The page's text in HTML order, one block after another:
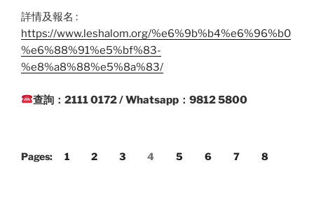
詳情及報名 :
https://www.leshalom.org/%e6%9b%b4%e6%96%b0
%e6%88%91%e5%bf%83-
%e8%a8%88%e5%8a%83/
查詢：2111 0172 / Whatsapp：9812 5800
Pages: 1 2 3 4 5 6 7 8